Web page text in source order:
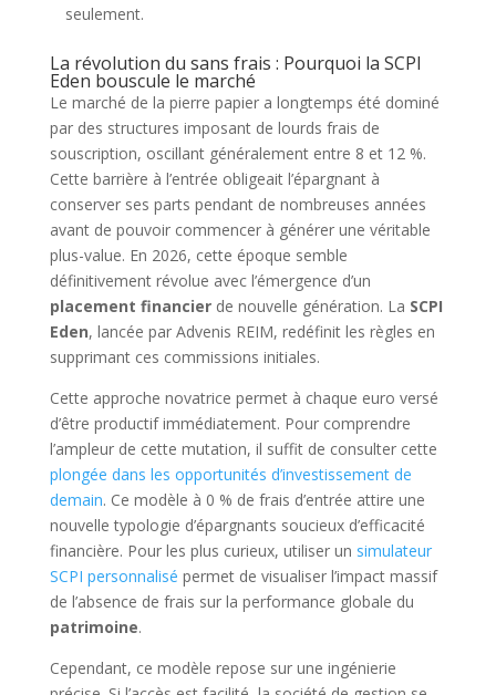
seulement.
La révolution du sans frais : Pourquoi la SCPI
Eden bouscule le marché
Le marché de la pierre papier a longtemps été dominé
par des structures imposant de lourds frais de
souscription, oscillant généralement entre 8 et 12 %.
Cette barrière à l’entrée obligeait l’épargnant à
conserver ses parts pendant de nombreuses années
avant de pouvoir commencer à générer une véritable
plus-value. En 2026, cette époque semble
définitivement révolue avec l’émergence d’un
placement financierde nouvelle génération. La SCPI
Eden, lancée par Advenis REIM, redéfinit les règles en
supprimant ces commissions initiales.
Cette approche novatrice permet à chaque euro versé
d’être productif immédiatement. Pour comprendre
l’ampleur de cette mutation, il suffit de consulter cette
plongée dans les opportunités d’investissement de
demain. Ce modèle à 0 % de frais d’entrée attire une
nouvelle typologie d’épargnants soucieux d’efficacité
financière. Pour les plus curieux, utiliser un simulateur
SCPI personnalisé permet de visualiser l’impact massif
de l’absence de frais sur la performance globale du
patrimoine.
Cependant, ce modèle repose sur une ingénierie